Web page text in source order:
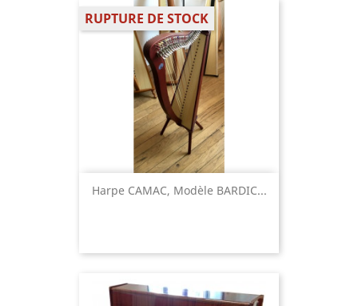
Harpe CAMAC, Modèle BARDIC...
RUPTURE DE STOCK